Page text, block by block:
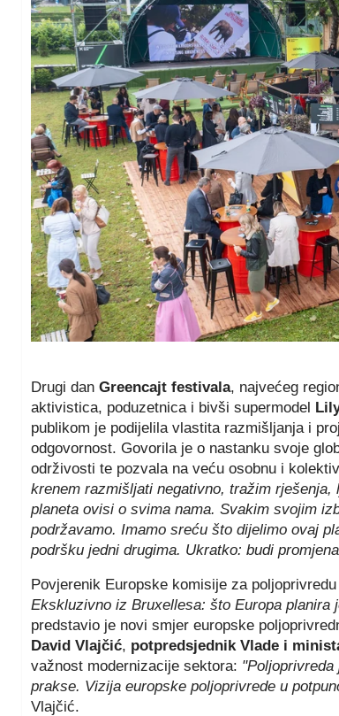
Drugi dan Greencajt festivala, najvećeg
aktivistica, poduzetnica i bivši supermodel
publikom je podijelila vlastita razmišljanja i
odgovornost. Govorila je o nastanku svoje
održivosti te pozvala na veću osobnu i
krenem razmišljati negativno, tražim
planeta ovisi o svima nama. Svakim svojim
podržavamo. Imamo sreću što dijelimo ovaj
podršku jedni drugima. Ukratko: budi
Povjerenik Europske komisije za poljoprivredu
Ekskluzivno iz Bruxellesa: što Europa planira
predstavio je novi smjer europske
David Vlajčić, potpredsjednik Vlade i
važnost modernizacije sektora:
prakse. Vizija europske poljoprivrede u
Vlajčić.